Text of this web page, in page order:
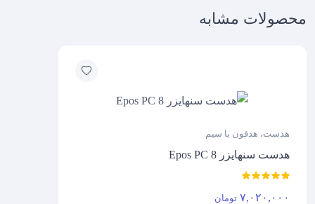
سنهایزر
محصولات مشابه
هدست، هدفون با سیم
هدست سنهایزر Epos PC 8
۷,۰۲۰,۰۰۰ تومان